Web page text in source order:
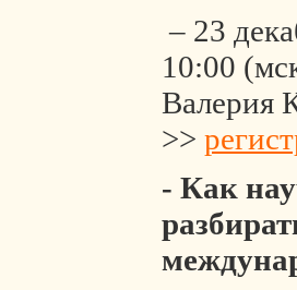
– 23
10:00
Валерия
>>
- Как